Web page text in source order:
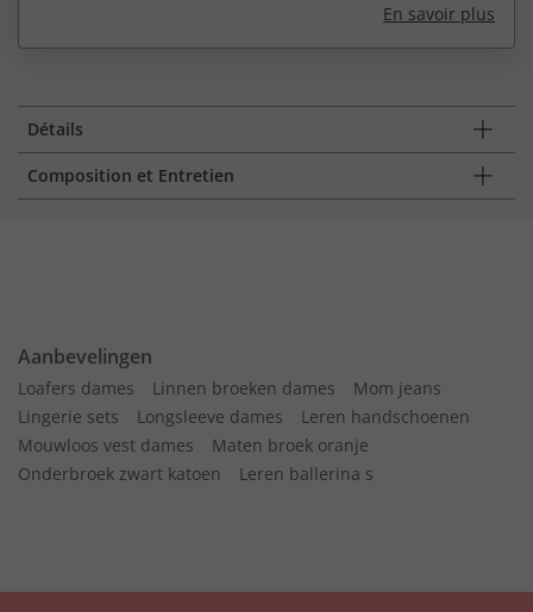
En savoir plus
Détails
Composition et Entretien
Aanbevelingen
Loafers dames Linnen broeken dames
Mom jeans
Lingerie sets
Longsleeve dames
Leren handschoenen
Mouwloos vest dames
Maten broek oranje
Onderbroek zwart katoen
Leren ballerina s